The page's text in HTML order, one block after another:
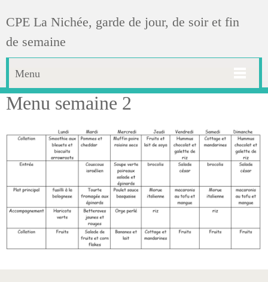
CPE La Nichée, garde de jour, de soir et fin
de semaine
Menu
Menu semaine 2